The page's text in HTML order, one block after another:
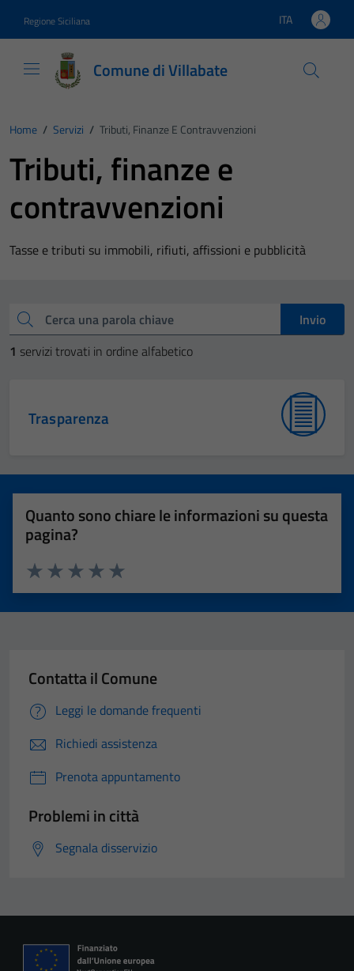
Regione Siciliana Lingua attiva:
ITA
Comune di Villabate
Home / Servizi / Tributi, Finanze E Contravvenzioni
Tributi, finanze e
contravvenzioni
Tasse e tributi su immobili, rifiuti, affissioni e pubblicità
Cerca una parola chiave
Invio
1 servizi trovati in ordine alfabetico
Trasparenza
Quanto sono chiare le informazioni su questa
pagina?
Valuta 5 stelle su 5
Valuta 4 stelle su 5
Valuta 3 stelle su 5
Valuta 2 stelle su 5
Valuta 1 stelle su 5
Contatta il Comune
Leggi le domande frequenti
Richiedi assistenza
Prenota appuntamento
Problemi in città
Segnala disservizio